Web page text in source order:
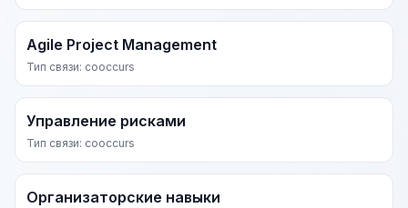
Agile Project Management
Тип связи: cooccurs
Управление рисками
Тип связи: cooccurs
Организаторские навыки